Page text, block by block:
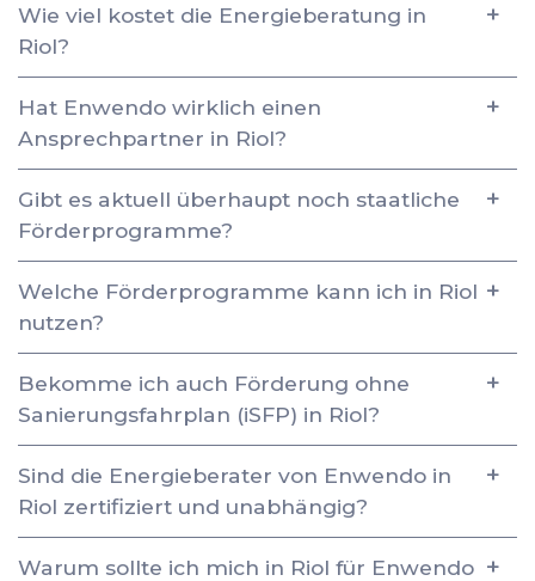
Wie viel kostet die Energieberatung in
Riol?
Hat Enwendo wirklich einen
Ansprechpartner in Riol?
Gibt es aktuell überhaupt noch staatliche
Förderprogramme?
Welche Förderprogramme kann ich in Riol
nutzen?
Bekomme ich auch Förderung ohne
Sanierungsfahrplan (iSFP) in Riol?
Sind die Energieberater von Enwendo in
Riol zertifiziert und unabhängig?
Warum sollte ich mich in Riol für Enwendo